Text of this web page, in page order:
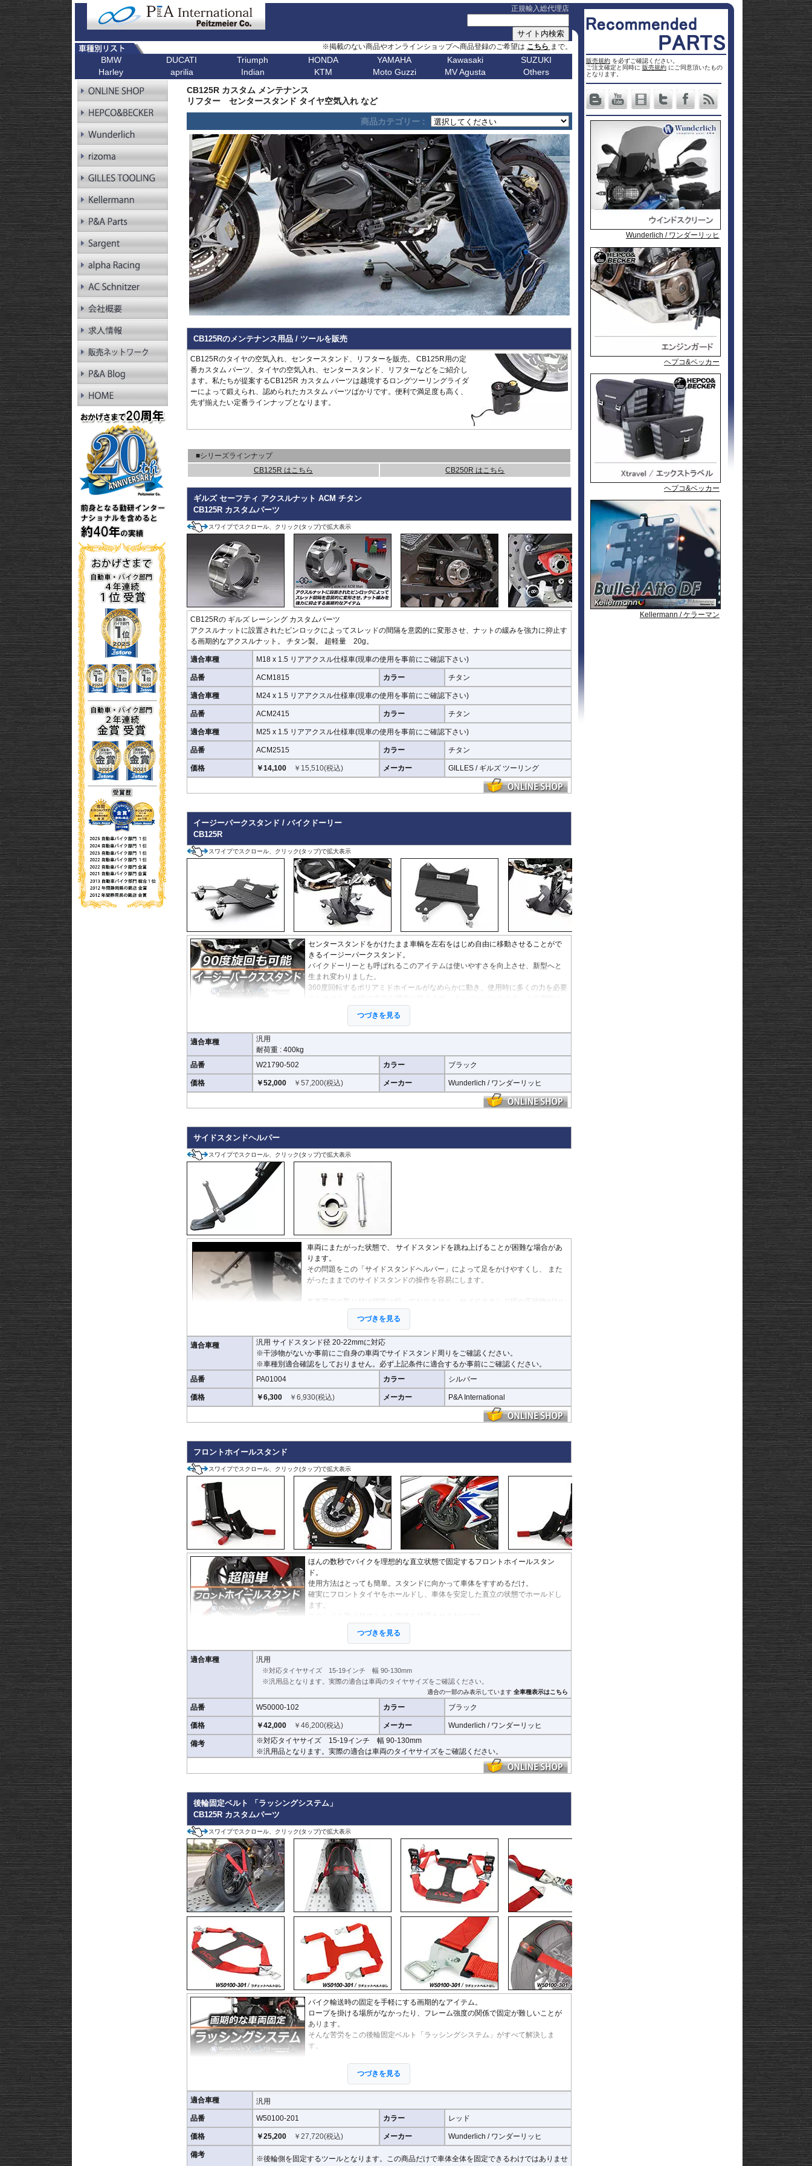
正規輸入総代理店
※掲載のない商品やオンラインショップへ商品登録のご希望は こちら まで。
BMW
R シリーズ
R1300GS
Adventure
R1250GS
Adventure
R18
R18 Classic
R18
R12 nineT
R12S
RnineT Urban G/S
RnineT Scrambler
RnineT Racer
RnineT Pure
R1200GS LC
R1200GS
R1300RT
R1200RT LC
R1300R
R1200R LC
R1300RS
R1250RS
R1200RS LC
F シリーズ
F900GS
F700GS
K シリーズ
K1600GT/GTL
K1600B
K1300S
K1200R
K1200S
K1300GT
K1200GT
K1200LT
G シリーズ
G310GS
G310R
S シリーズ
S1000RR 19-22
S1000R 21-
S1000R -20
S1000XR 20-
S1000XR -19
M1000RR 23-
M1000RR 21-22
M1000R
M1000XR
C シリーズ
C400GT
C400X
CE 04
CE 02
その他
R1150R/Rockster
R1150GS/Adventure
HP2 Megamoto
HP2 Sport
R80 / 100GS
R2V Boxer / OHV
Classic
DUCATI
ピックアップ
Scrambler 1100
Multistrada V4
車種名
スクランブラー 1100
デザートX
モンスター V2
モンスター937
モンスター
ムルティストラーダ V4
パニガーレ
DesertX
Diavel
X Diavel
Hypermotard V2
Hypermotard 1100
Hypermotard 950
Hypermotard 939
Hypermotard 821
Hypermotard 796
Hypermotard 698 Mono
Hyperstrada 821
Monster
Monster V2
Monster 696
Monster 821
Monster 890
Monster 937
Monster 1100 Evo
Monster 1100 S
Multistrada 1260/S
Scrambler 1100
StreetFighter
StreetFighter V2/S
StreetFighter V4/S
SuperSport 950
Triumph
ピックアップ
Bonneville T120
Tiger 900
Scrambler 900
StreetTwin
StreetTriple
Scrambler 400X
Scrambler 400XC
Speed 400
Tracker 400
車種名
ボンネビルスピードマスター
スピード400
スピードトリプル 1200
スピードトリプル 1050
スピードツイン900
スピードツイン1200
ストリートトリプル
ストリートツイン
スクランブラー 400X
スクランブラー 400XC
スクランブラー 900
スクランブラー 1200
トライデント660
トライデント800
トラッカー400
デイトナ660
Bonneville America
Bonneville Bobber
Bonneville Speedmaster
Bonneville T100
Bonneville
Daytona 660
Daytona 675
ROCKET 3
Scrambler 400X
Speed Triple 1200
Speed Twin 900
Thruxton 1200/R
Thruxton
Tiger 800/XC
Tiger 850 Sport
Tiger 900
Tiger 1200 GT
Tiger 1200 Rally
Tiger 1200 XR/XC
Tiger 1200 Explorer
Tiger Sport 660
Trident 660
Trident 800
その他
HONDA
ピックアップ
NX400 / NX500
400X / CB500X
CB1000R
CB650R
CB250R
CB1000 Hornet
CB750 Hornet
REBEL 1100
NT1100
CL500
CL250
XL750 Transalp
車種名
レブル 250
レブル 500
レブル 1100
グロム
ファイヤーブレード
XL750 トランザルプ
NX400 / NX500
400X / CB500X
AfricaTwin 1000
AfricaTwin 1100
CB125F
CB400F/CB500F
CB650F
CB1000F
CB125R
CB250R/CB300R
CB650R
CB1000R
CB500 Hornet
CB750 Hornet
CB1000GT
CB1100
CB1100 EX
CB1100 RS
CB1300
CBR400R/CBR500R
CBR1000RR
CRF250 RALLY
CRF450L
CRF1000L AfricaTwin
CRF1100L AfricaTwin
Crossrunner
Crosstourer
CTX700N
Dax125
FORZA 750
GROM MSX125
NC700S
NC750S
NC750X 21-
NC750X -20
NC700X
NX400 / NX500
PCX 125
REBEL 250
REBEL 500
VFR800X Crossrunner
YAMAHA
ピックアップ
MT-09 21-23
XSR900GP
Tracer 9/GT
MT-07 25-
Tenere700
XSR700
YZF-R1 15-
YZF-R7
MT-03 / MT-25
XSR125
T-MAX560/TECH MAX
車種名
スーパーテネレ
BOLT
FJR1300
FZ1/Fazer
FZ6/Fazer
FZ8/Fazer
MT-01
MT-125
MT-03 / MT-25
MT-07 25-
MT-07 21-24
MT-07 -20
MT-09 24-
MT-09 21-23
MT-09 -20
MT-09 Tracer
MT-10
NIKEN/GT
R1 15-
R1 -14
R15
R3 / R25
R6
R7
SCR950
Tenere700
T-MAX560/TECH MAX
Tracer 900
XMAX
XSR900GP
XJR1300
XT700Z Tenere700
XT1200Z SuperTenere
YZF-R1 15-
YZF-R1 -14
YZF-R125
YZF-R15
YZF-R3 / YZF-R25
YZF-R7
Kawasaki
ピックアップ
ニンジャ 1100
ニンジャ 500
W800 / W650
W230 / Meguro S1
Eliminator
車種名
ニンジャ 400
ニンジャ 500
ニンジャ 636
ニンジャ 650
ニンジャ 7 ハイブ
リッド
ニンジャ 1000
ニンジャ 1100
ニンジャ H2 SX
ヴェルシス X 250
ヴェルシス 650
ヴェルシス 1000
ヴェルシス 1100
バルカンS
1400GTR
Eliminator
ER6n
ER6f
KLE500
KLR650
Ninja 125
Ninja 250
Ninja 400
Ninja 500
Ninja 636
Ninja 650
Ninja 7 Hybrid
Ninja H2 SX
Versys 650
W800 / W650
Z125
Z250
Z400
Z500
Z650/S
Z650RS
Z7 Hybrid
Z750
Z800
Z1100
ZX-14R
SUZUKI
ピックア
650
V-Strom
800/DE
V-Strom
250
SV650/X
KATANA
/ カタナ
19-
GSX-
S1000GT
GSX-
S1000GX
GSX-
S1000/F
GSX-
S125
GSX-8R
GSX-8S
GSX-
8T/TT
車種名
ーム 800
Vストロ
ーム
1000
Vストロ
ーム
1050 23-
Vストロ
ーム
1050 -22
カタナ
隼 21-
隼 -20
Bandit
B-King
DL650 V-
Strom
DL1000
V-Strom
DR-Z4S
DR-Z4SM
Gladius
GSF1250
Bandit
GSF1200
Bandit
GSX1250
GSX1300
Hayabusa
21-
GSX1300
Hayabusa
-20
GSX1300BK
B-King
GSX-
R600
GSX-
R750
GSX-
R1000/R
GSX-
S125
GSX-
S750
GSX-8R
S1000/F
GSX-
SV-7GX
V-
Strom250
V-
Strom650
V-
Strom800
V-
Strom800DE
V-
Strom1000
ABS 14-
V-
Strom1050/DE
23-
V-
Strom1050/XT
GN125
Harley
ピックアップ
Pan America
Kellermann ウインカー
Breakout
Dyna
Fat Bob 18-
Fat Bob -17
Forty-Eight
FXDR 114
FXDWG Dyna WideGlide
FLSTF Fat Boy
FLSTSB Cross Bones
FXSTC Softail Custom
Pan America
Softail
Softail Slim
Sportster
Street Bob
V-ROD
VRSCDX
VRSCDXA
VRSCD
VRSCX
VRSCAW
VRSCA
VRSCB
XL883
XL1200C
XL1200L
XL1200N
XL1200R
XL1200X Forty-Eight
aprilia
ピックアップ
Dorsoduro
Mana
RS457
RS660
RSV4
Shiver
SR GT
Tuareg 660
Tuono 457
Tuono 660
Tuono
Indian
ピックアップ
FTR1200
SCOUT
KTM
ピックアップ
390 Adventure
790 Adventure
890 Adventure
990 Adventure
1050 Adventure
1090 Adventure
1190 Adventure
1290SuperAdv 21-
1290SuperAdv -20
1390SuperAdventure
125 Duke
250 Duke
390 Duke
690 Duke
790 Duke
890 Duke/R
990 Duke
SuperDuke
1290 SuperDuke
1390 SuperDuke
125 Enduro R
690 Enduro R
125 SMC R
390 SMC R
690 SMC R
890 SMT
RC8
Moto Guzzi
V7 21-
V100 Mandello
Breva
California
Griso
Nevada
Stelvio V100
Stelvio 1200
V7 21-
V7 / V7II / V7 III
V85TT
V9 Roamer/Bobber
V100 Mandello
MV Agusta
Brutale 800
Brutale 989R
Brutale 1000
Brutale 1078RR
Others
901
Nuda
Vitpilen
701
Enduro
701
Supermoto
Royal
Enfield
Bear 650
Bullet
650
Bullet
350
Bullet -07
Classic
650
Classic
350
Classic
-07
Continental
GT 650
Continental
GT 535
Guerrilla
450
Hunter
350
Himalayan
450
Himalayan
650
Meteor
350
Super
Meteor
650
Scram
411
Shotgun
650
CFMOTO
125NK
675NK
700MT
800MT/-X
125-C2
Piaggio
MP3
FANTIC
Caballero
CB125R カスタム メンテナンス
リフター センタースタンド タイヤ空気入れ など
商品カテゴリー :
CB125Rのメンテナンス用品 / ツールを販売
CB125Rのタイヤの空気入れ、センタースタンド、リフターを販売。 CB125R用の定
番カスタム パーツ、タイヤの空気入れ、センタースタンド、リフターなどをご紹介し
ます。私たちが提案するCB125R カスタム パーツは越境するロングツーリングライダ
ーによって鍛えられ、認められたカスタム パーツばかりです。便利で満足度も高く、
先ず揃えたい定番ラインナップとなります。
■シリーズラインナップ
CB125R はこちら
CB250R はこちら
ギルズ セーフティ アクスルナット ACM チタン
CB125R カスタムパーツ
スワイプでスクロール、クリック(タップ)で拡大表示
CB125Rの ギルズ レーシング カスタムパーツ
アクスルナットに設置されたピンロックによってスレッドの間隔を意図的に変形させ、ナットの緩みを強力に抑止す
る画期的なアクスルナット。 チタン製。 超軽量 20g。
適合車種 M18 x 1.5 リアアクスル仕様車(現車の使用を事前にご確認下さい)
品番 ACM1815 カラー チタン
適合車種 M24 x 1.5 リアアクスル仕様車(現車の使用を事前にご確認下さい)
品番 ACM2415 カラー チタン
適合車種 M25 x 1.5 リアアクスル仕様車(現車の使用を事前にご確認下さい)
品番 ACM2515 カラー チタン
価格 ￥14,100 ￥ 15,510(税込) メーカー GILLES / ギルズ ツーリング
イージーパークスタンド / バイクドーリー
CB125R
スワイプでスクロール、クリック(タップ)で拡大表示
センタースタンドをかけたまま車輌を左右をはじめ自由に移動させることがで
きるイージーパークスタンド。
バイクドーリーとも呼ばれるこのアイテムは使いやすさを向上させ、新型へと
生まれ変わりました。
360度回転するポリアミドホイールがなめらかに動き、使用時に多くの力を必要
はロックシステムが2箇所搭載。
またセンタースタンドを立てる際に滑り止めとしてプレートにラバーシートが
設置されて安全面にも高い信頼性があります。
狭い空間での車輌保管には威力を発揮するでしょう。
※商品説明の動画は旧型製品です。使用方法は変わりません。
つづきを見る
適合車種
汎用
耐荷重 : 400kg
品番
W21790-502 カラー ブラック
価格 ￥52,000 ￥ 57,200(税込) メーカー Wunderlich / ワンダーリッヒ
サイドスタンドヘルパー
スワイプでスクロール、クリック(タップ)で拡大表示
車両にまたがった状態で、 サイドスタンドを跳ね上げることが困難な場合があ
ります。
その問題をこの「サイドスタンドヘルパー」によって足をかけやすくし、 また
がったままでのサイドスタンドの操作を容易にします。
かなど事前にご自身の車両でサイドスタンド周りをご確認ください。
つづきを見る
適合車種
汎用 サイドスタンド径 20-22mmに対応
※干渉物がないか事前にご自身の車両でサイドスタンド周りをご確認ください。
※車種別適合確認をしておりません。必ず上記条件に適合するか事前にご確認ください。
品番
PA01004 カラー シルバー
価格 ￥6,300 ￥ 6,930(税込) メーカー P&A International
フロントホイールスタンド
スワイプでスクロール、クリック(タップ)で拡大表示
ほんの数秒でバイクを理想的な直立状態で固定するフロントホイールスタン
ド。
使用方法はとっても簡単。スタンドに向かって車体をすすめるだけ。
確実にフロントタイヤをホールドし、車体を安定した直立の状態でホールドし
ます。
また、ベルト等でスタンドとホイールを留めればスタンドが外れることはあり
ぜひ動画でその手軽さをご確認ください。
対応タイヤサイズ 15-19インチ 幅 90-130mm
つづきを見る
適合車種 汎用
※対応タイヤサイズ 15-19インチ 幅 90-130mm
※汎用品となります。実際の適合は車両のタイヤサイズをご確認ください。
適合の一部のみ表示しています 全車種表示はこちら
品番 W50000-102 カラー ブラック
価格 ￥42,000 ￥ 46,200(税込) メーカー Wunderlich / ワンダーリッヒ
備考
※対応タイヤサイズ 15-19インチ 幅 90-130mm
※汎用品となります。実際の適合は車両のタイヤサイズをご確認ください。
後輪固定ベルト 「ラッシングシステム」
CB125R カスタムパーツ
スワイプでスクロール、クリック(タップ)で拡大表示
バイク輸送時の固定を手軽にする画期的なアイテム。
ロープを掛ける場所がなかったり、フレーム強度の関係で固定が難しいことが
あります。
そんな苦労をこの後輪固定ベルト「ラッシングシステム」がすべて解決しま
す。
しなやかで頑丈なテンションベルトを後輪にかぶせ、接続されているのラチェ
ットベルトで 確実に車体のリア側を固定できます。テンションベルト裏側には
特殊な滑り止め加工が施されています。
ぜひ動画でその手軽さをご確認ください。
張力容量 : 500 daN (約510kgf)
ベルト長 : 65cm
また、お手持ちのベルトをご利用いただけるテンションベルトだけの商品もラインナップ。
つづきを見る
適合車種
汎用
品番
W50100-201 カラー レッド
価格 ￥25,200 ￥ 27,720(税込) メーカー Wunderlich / ワンダーリッヒ
備考
※後輪側を固定するツールとなります。この商品だけで車体全体を固定できるわけではありませ
販売規約を必ずご確認ください。
ご注文確定と同時に 販売規約にご同意頂いたもの
となります。
Wunderlich / ワンダーリッヒ
Wunderlich / ワンダーリッヒ
Wunderlich / ワンダーリッヒ
P&A International
ヘプコ&ベッカー
P&A International
ヘプコ&ベッカー
ヘプコ&ベッカー
ヘプコ&ベッカー
ヘプコ&ベッカー
ヘプコ&ベッカー
ヘプコ&ベッカー
Kellermann / ケラーマン
Kellermann / ケラーマン
Kellermann / ケラーマン